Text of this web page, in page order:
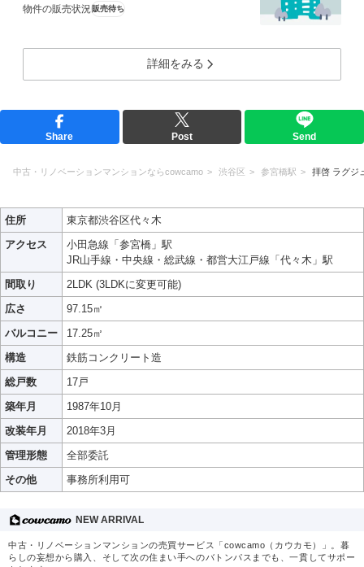
物件の販売状況 販売待ち
詳細をみる
Share Post Send
中古・リノベーションマンションならcowcamo 渋谷区 参宮橋駅 拝啓 ラグジ
住所
東京都渋谷区代々木
アクセス
小田急線「参宮橋」駅
JR山手線・中央線・総武線・都営大江戸線「代々木」駅
間取り
2LDK (3LDKに変更可能)
広さ
97.15㎡
バルコニー
17.25㎡
構造
鉄筋コンクリート造
総戸数
17戸
築年月
1987年10月
改装年月
2018年3月
管理形態
全部委託
その他
事務所利用可
NEW ARRIVAL
中古・リノベーションマンションの売買サービス「cowcamo（カウカモ）」。暮
らしの妄想から購入、そして次の住まい手へのバトンパスまでも、一貫してサポー